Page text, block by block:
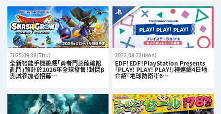
2025.09.18(Thu)
全新智能手機遊戲「勇者鬥惡龍破限
亂鬥」預計於2026年全球發售！封閉β
測試參加者招募…
2022.08.22(Mon)
EDF！EDF！PlayStation Presents
「PLAY! PLAY! PLAY!」裡連續4日地
介紹「地球防衛軍6…